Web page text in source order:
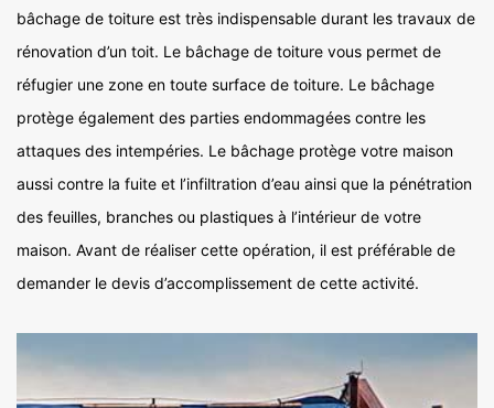
bâchage de toiture est très indispensable durant les travaux de
rénovation d’un toit. Le bâchage de toiture vous permet de
réfugier une zone en toute surface de toiture. Le bâchage
protège également des parties endommagées contre les
attaques des intempéries. Le bâchage protège votre maison
aussi contre la fuite et l’infiltration d’eau ainsi que la pénétration
des feuilles, branches ou plastiques à l’intérieur de votre
maison. Avant de réaliser cette opération, il est préférable de
demander le devis d’accomplissement de cette activité.